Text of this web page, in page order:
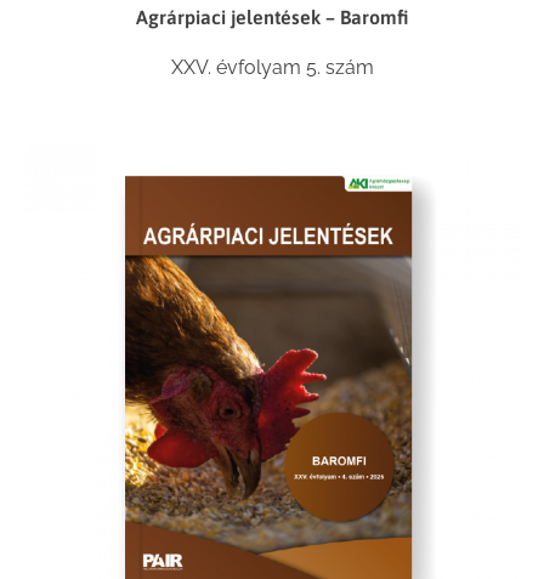
Agrárpiaci jelentések – Baromfi
XXV. évfolyam 5. szám